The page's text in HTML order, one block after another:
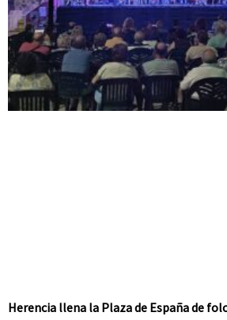
Herencia llena la Plaza de España de